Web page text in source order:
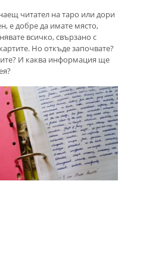
читател на таро или дори
е добре да имате място,
всичко, свързано с
Но откъде започвате?
И каква информация ще